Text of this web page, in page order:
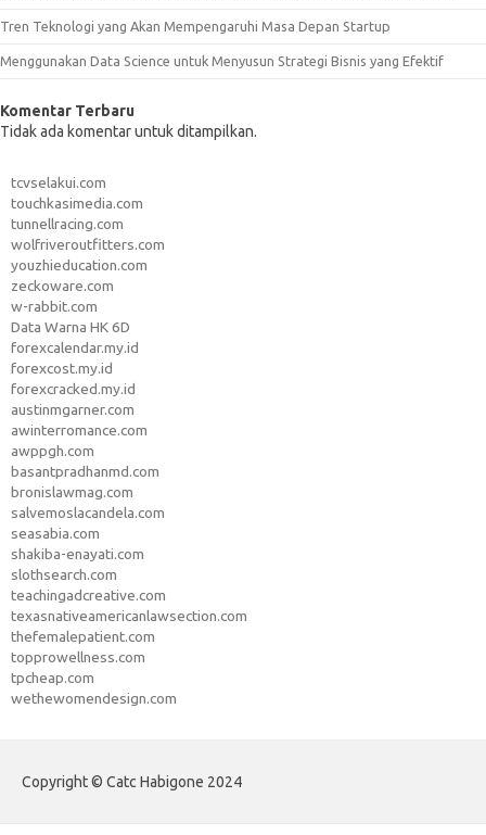
Tren Teknologi yang Akan Mempengaruhi Masa Depan Startup
Menggunakan Data Science untuk Menyusun Strategi Bisnis yang Efektif
Komentar Terbaru
Tidak ada komentar untuk ditampilkan.
tcvselakui.com
touchkasimedia.com
tunnellracing.com
wolfriveroutfitters.com
youzhieducation.com
zeckoware.com
w-rabbit.com
Data Warna HK 6D
forexcalendar.my.id
forexcost.my.id
forexcracked.my.id
austinmgarner.com
awinterromance.com
awppgh.com
basantpradhanmd.com
bronislawmag.com
salvemoslacandela.com
seasabia.com
shakiba-enayati.com
slothsearch.com
teachingadcreative.com
texasnativeamericanlawsection.com
thefemalepatient.com
topprowellness.com
tpcheap.com
wethewomendesign.com
Copyright © Catc Habigone 2024